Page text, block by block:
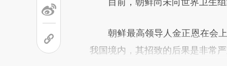
朝鲜最高领导人金正恩在会上
我国境内，其招致的后果是非常严